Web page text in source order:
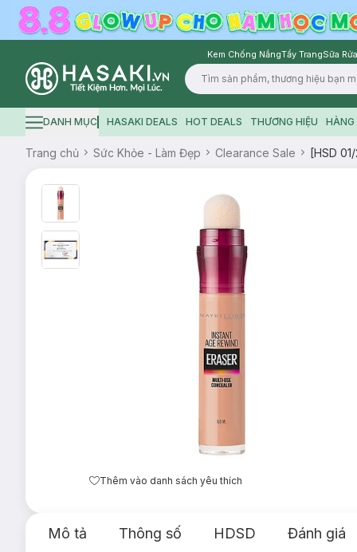
Kem Chống NắngTẩy TrangSữa
Logo
Hamburger icon
DANH MỤC HASAKI DEALS HOT DEALS THƯƠNG HIỆU HÀNG
Trang chủ Sức Khỏe - Làm Đẹp Clearance Sale [HSD
Thêm vào danh sách yêu thích
Mô tả Thông số HDSD Đánh giá